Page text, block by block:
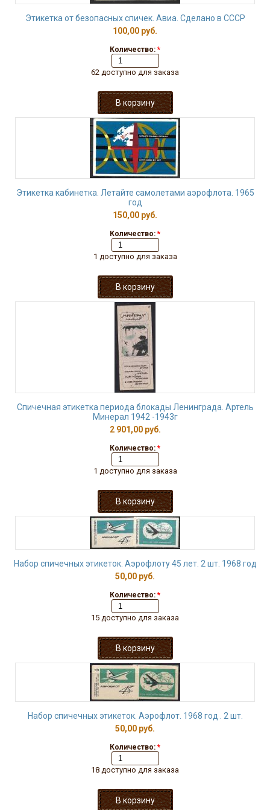
Этикетка от безопасных спичек. Авиа. Сделано в СССР
100,00 руб.
Количество: *
62 доступно для заказа
Этикетка кабинетка. Летайте самолетами аэрофлота. 1965
год
150,00 руб.
Количество: *
1 доступно для заказа
Спичечная этикетка периода блокады Ленинграда. Артель
Минерал 1942 -1943г
2 901,00 руб.
Количество: *
1 доступно для заказа
Набор спичечных этикеток. Аэрофлоту 45 лет. 2 шт. 1968 год
50,00 руб.
Количество: *
15 доступно для заказа
Набор спичечных этикеток. Аэрофлот. 1968 год . 2 шт.
50,00 руб.
Количество: *
18 доступно для заказа